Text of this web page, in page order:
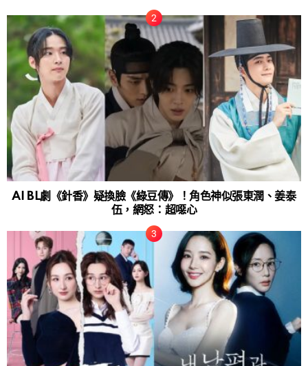
AI BL劇《針香》疑換臉《綠豆傳》！角色神似張東潤、姜泰
伍，網怒：超噁心